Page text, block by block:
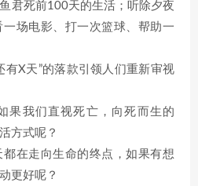
君死前100天的生活；听除夕夜
场电影、打一次篮球、帮助一
有X天”的落款引领人们重新审视
果我们直视死亡，向死而生的
方式呢？
在走向生命的终点，如果有想
更好呢？